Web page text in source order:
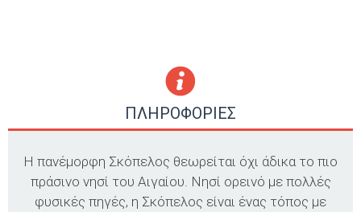
ΠΛΗΡΟΦΟΡΙΕΣ
Η πανέμορφη Σκόπελος θεωρείται όχι άδικα το πιο
πράσινο νησί του Αιγαίου. Νησί ορεινό με πολλές
φυσικές πηγές, η Σκόπελος είναι ένας τόπος με